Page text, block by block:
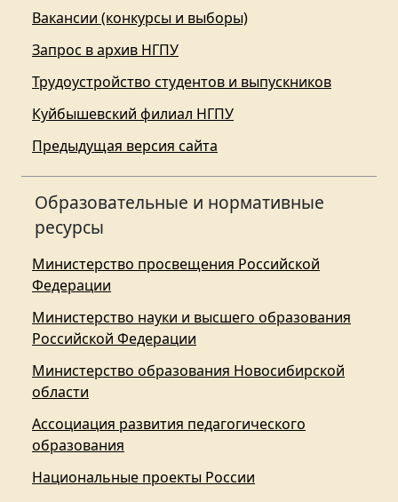
Вакансии (конкурсы и выборы)
Запрос в архив НГПУ
Трудоустройство студентов и выпускников
Куйбышевский филиал НГПУ
Предыдущая версия сайта
Образовательные и нормативные
ресурсы
Министерство просвещения Российской
Федерации
Министерство науки и высшего образования
Российской Федерации
Министерство образования Новосибирской
области
Ассоциация развития педагогического
образования
Национальные проекты России